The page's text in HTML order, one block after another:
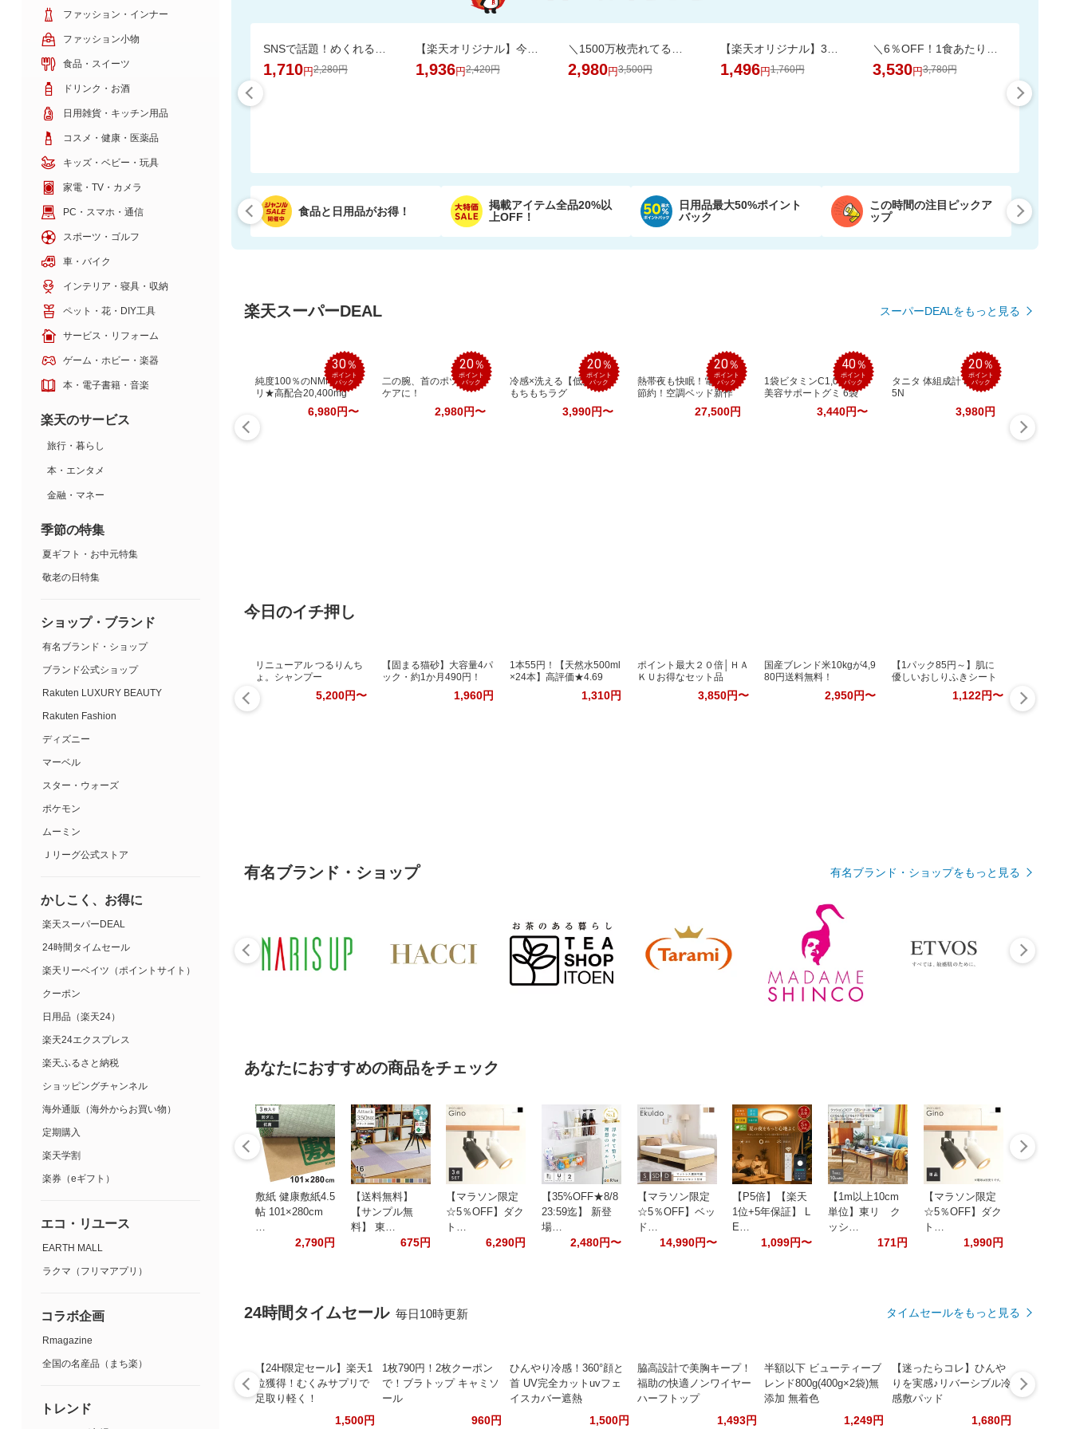
1,710円2,280円 1,936円2,420円 2,980円3,500円 1,496円1,760円 3,530円3,780円
食品と日用品がお得！
掲載アイテム全品20%以
上OFF！
日用品最大50%ポイント
バック
この時間の注目ピックア
ップ
楽天スーパーDEAL スーパーDEALをもっと見る
30％
ポイント
バック
純度100％のNMNサプ
リ★高配合20,400mg
6,980円〜
20％
ポイント
バック
二の腕、首のポツポツ
ケアに！
2,980円〜
20％
ポイント
バック
冷感×洗える【低反発】
もちもちラグ
3,990円〜
20％
ポイント
バック
熱帯夜も快眠！電気代
節約！空調ベッド新作
27,500円
40％
ポイント
バック
1袋ビタミンC1,000mg
美容サポートグミ 6袋
3,440円〜
20％
ポイント
バック
タニタ 体組成計 BC-70
5N
3,980円
今日のイチ押し
リニューアル つるりんち
ょ。シャンプー
5,200円〜
【固まる猫砂】大容量4パ
ック・約1か月490円！
1,960円
1本55円！【天然水500ml
×24本】高評価★4.69
1,310円
ポイント最大２０倍│ＨＡ
ＫＵお得なセット品
3,850円〜
国産ブレンド米10kgが4,9
80円送料無料！
2,950円〜
【1パック85円～】肌に
優しいおしりふきシート
1,122円〜
有名ブランド・ショップ 有名ブランド・ショップをもっと見る
あなたにおすすめの商品をチェック
敷紙 健康敷紙4.5
帖 101×280cm
…
2,790円
【送料無料】
【サンプル無
料】 東…
675円
【マラソン限定
☆5％OFF】ダク
ト…
6,290円
【35%OFF★8/8
23:59迄】 新登
場…
2,480円〜
【マラソン限定
☆5％OFF】ベッ
ド…
14,990円〜
【P5倍】【楽天
1位+5年保証】 L
E…
1,099円〜
【1m以上10cm
単位】東リ ク
ッシ…
171円
【マラソン限定
☆5％OFF】ダク
ト…
1,990円
24時間タイムセール 毎日10時更新 タイムセールをもっと見る
【24H限定セール】楽天1
位獲得！むくみサプリで
足取り軽く！
1,500円
1枚790円！2枚クーポン
で！ブラトップ キャミソ
ール
960円
ひんやり冷感！360°顔と
首 UV完全カットuvフェ
イスカバー遮熱
1,500円
脇高設計で美胸キープ！
福助の快適ノンワイヤー
ハーフトップ
1,493円
半額以下 ビューティーブ
レンド800g(400g×2袋)無
添加 無着色
1,249円
【迷ったらコレ】ひんや
りを実感♪リバーシブル冷
感敷パッド
1,680円
ファッション・インナー
ファッション小物
食品・スイーツ
ドリンク・お酒
日用雑貨・キッチン用品
コスメ・健康・医薬品
キッズ・ベビー・玩具
家電・TV・カメラ
PC・スマホ・通信
スポーツ・ゴルフ
車・バイク
インテリア・寝具・収納
ペット・花・DIY工具
サービス・リフォーム
ゲーム・ホビー・楽器
本・電子書籍・音楽
楽天のサービス
旅行・暮らし
本・エンタメ
金融・マネー
季節の特集
夏ギフト・お中元特集
敬老の日特集
ショップ・ブランド
有名ブランド・ショップ
ブランド公式ショップ
Rakuten LUXURY BEAUTY
Rakuten Fashion
ディズニー
マーベル
スター・ウォーズ
ポケモン
ムーミン
Ｊリーグ公式ストア
かしこく、お得に
楽天スーパーDEAL
24時間タイムセール
楽天リーベイツ（ポイントサイト）
クーポン
日用品（楽天24）
楽天24エクスプレス
楽天ふるさと納税
ショッピングチャンネル
海外通販（海外からお買い物）
定期購入
楽天学割
楽券（eギフト）
エコ・リユース
EARTH MALL
ラクマ（フリマアプリ）
コラボ企画
Rmagazine
全国の名産品（まち楽）
トレンド